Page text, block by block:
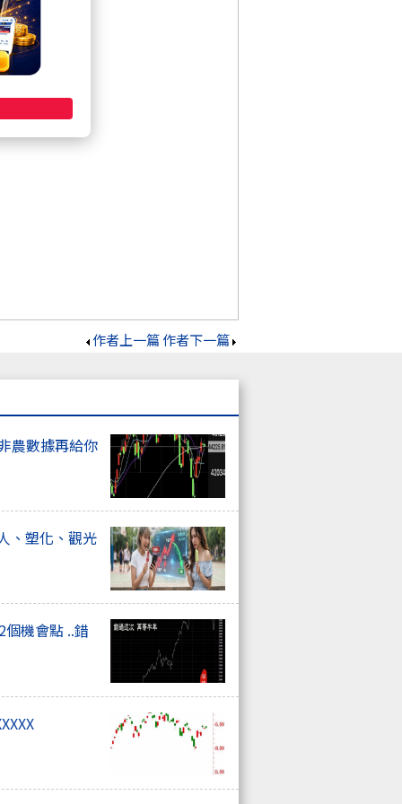
作者上一篇作者下一篇
農數據再給你
、塑化、觀光
機會點 ..錯